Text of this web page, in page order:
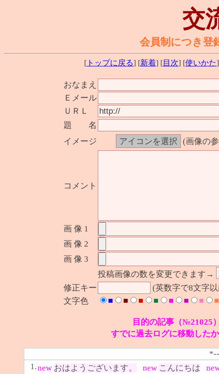
交
会員制につき登
[ トップに戻る] [新着] [目次] [使いかた
おなまえ
Ｅメール
ＵＲＬ
題 名
イメージ
(画像の
コメント
画 像 1
画 像 2
画 像 3
投稿画像の数を変更できます→
修正キー
(英数字で8文字
文字色
■ ■ ■ ■ ■ ■ ■ ■
目的の記事（№21025
すでに過去ログに移動した
1.new おはようございます。 new こんにちは